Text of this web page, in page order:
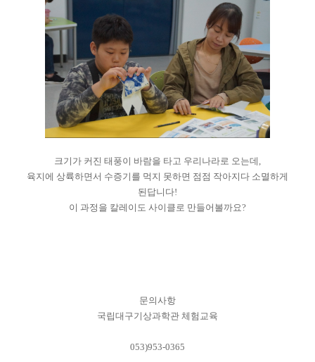
크기가 커진 태풍이 바람을 타고 우리나라로 오는데,
육지에 상륙하면서 수증기를 먹지 못하면 점점 작아지다 소멸하게
된답니다!
이 과정을 칼레이도 사이클로 만들어볼까요?
문의사항
국립대구기상과학관 체험교육
053)953-0365